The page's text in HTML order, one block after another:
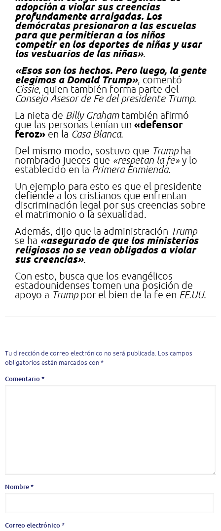
adopción a violar sus creencias
profundamente arraigadas. Los
demócratas presionaron a las escuelas
para que permitieran a los niños
competir en los deportes de niñas y usar
los vestuarios de las niñas».
«Esos son los hechos. Pero luego, la gente
elegimos a Donald Trump», comentó
Cissie, quien también forma parte del
Consejo Asesor de Fe del presidente Trump.
La nieta de Billy Grahamtambién afirmó
que las personas tenían un «defensor
feroz» en la Casa Blanca.
Del mismo modo, sostuvo que Trumpha
nombrado jueces que «respetan la fe» y lo
establecido en la Primera Enmienda.
Un ejemplo para esto es que el presidente
defiende a los cristianos que enfrentan
discriminación legal por sus creencias sobre
el matrimonio o la sexualidad.
Además, dijo que la administración Trump
se ha «asegurado de que los ministerios
religiosos no se vean obligados a violar
sus creencias».
Con esto, busca que los evangélicos
estadounidenses tomen una posición de
apoyo a Trumppor el bien de la fe en EE.UU.
Tu dirección de correo electrónico no será publicada. Los campos
obligatorios están marcados con*
Comentario*
Nombre*
Correo electrónico*